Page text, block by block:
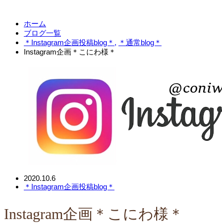
ホーム
ブログ一覧
＊Instagram企画投稿blog＊ , ＊通常blog＊
Instagram企画＊こにわ様＊
2020.10.6
＊Instagram企画投稿blog＊
Instagram企画＊こにわ様＊